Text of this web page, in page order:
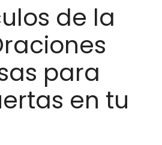
de la
para
en tu